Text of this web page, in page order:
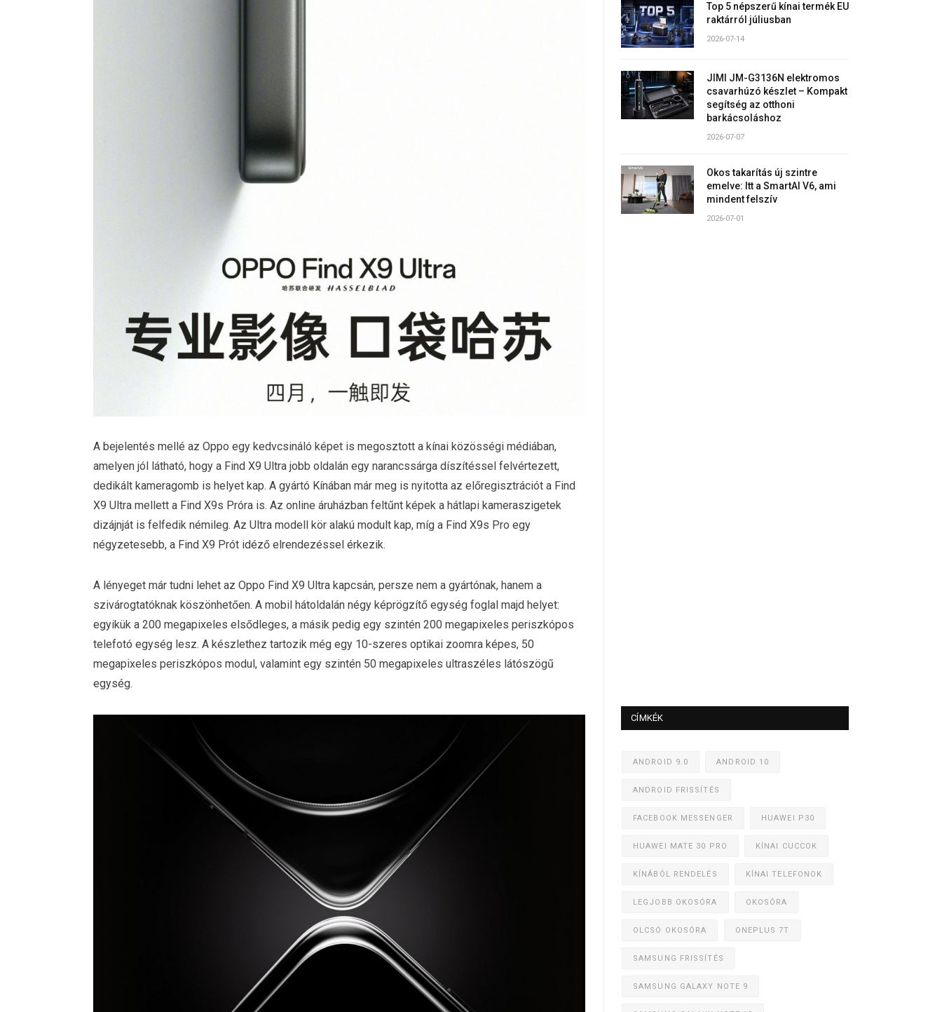
A bejelentés mellé az Oppo egy kedvcsináló képet is megosztott a kínai közösségi médiában,
amelyen jól látható, hogy a Find X9 Ultra jobb oldalán egy narancssárga díszítéssel felvértezett,
dedikált kameragomb is helyet kap. A gyártó Kínában már meg is nyitotta az előregisztrációt a Find
X9 Ultra mellett a Find X9s Próra is. Az online áruházban feltűnt képek a hátlapi kameraszigetek
dizájnját is felfedik némileg. Az Ultra modell kör alakú modult kap, míg a Find X9s Pro egy
négyzetesebb, a Find X9 Prót idéző elrendezéssel érkezik.
A lényeget már tudni lehet az Oppo Find X9 Ultra kapcsán, persze nem a gyártónak, hanem a
szivárogtatóknak köszönhetően. A mobil hátoldalán négy képrögzítő egység foglal majd helyet:
egyikük a 200 megapixeles elsődleges, a másik pedig egy szintén 200 megapixeles periszkópos
telefotó egység lesz. A készlethez tartozik még egy 10-szeres optikai zoomra képes, 50
megapixeles periszkópos modul, valamint egy szintén 50 megapixeles ultraszéles látószögű
egység.
Top 5 népszerű kínai termék EU
raktárról júliusban
2026-07-14
JIMI JM-G3136N elektromos
csavarhúzó készlet – Kompakt
segítség az otthoni
barkácsoláshoz
2026-07-07
Okos takarítás új szintre
emelve: Itt a SmartAI V6, ami
mindent felszív
2026-07-01
CÍMKÉK
ANDROID 9.0 ANDROID 10
ANDROID FRISSÍTÉS
FACEBOOK MESSENGER HUAWEI P30
HUAWEI MATE 30 PRO KÍNAI CUCCOK
KÍNÁBÓL RENDELÉS KÍNAI TELEFONOK
LEGJOBB OKOSÓRA OKOSÓRA
OLCSÓ OKOSÓRA ONEPLUS 7T
SAMSUNG FRISSÍTÉS
SAMSUNG GALAXY NOTE 9